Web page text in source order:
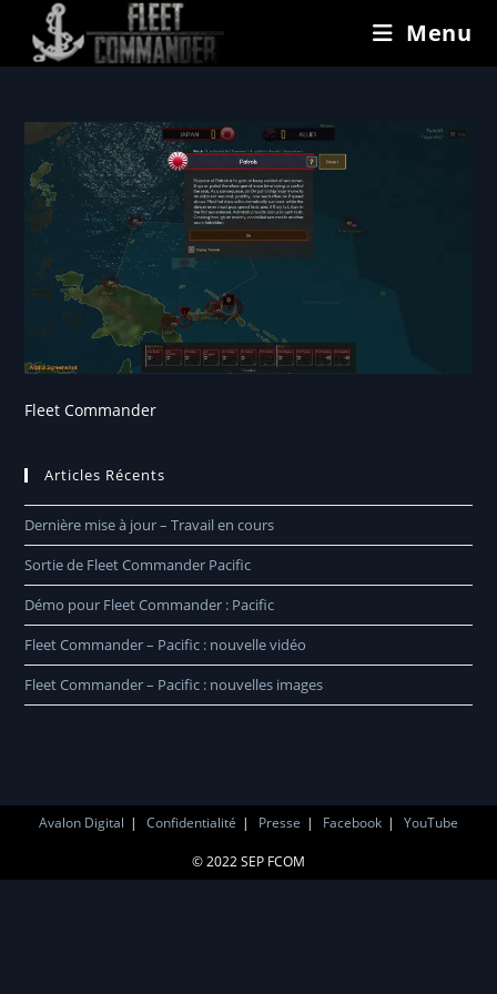
Menu
Fleet Commander
Articles Récents
Dernière mise à jour – Travail en cours
Sortie de Fleet Commander Pacific
Démo pour Fleet Commander : Pacific
Fleet Commander – Pacific : nouvelle vidéo
Fleet Commander – Pacific : nouvelles images
Avalon Digital Confidentialité Presse Facebook YouTube
© 2022 SEP FCOM